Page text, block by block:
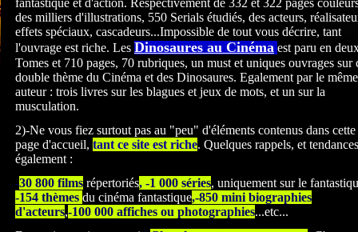
fantastique et d'action. Respectivement de 332 et 322 pages
des milliers d'illustrations, 550 Serials étudiés, des acteurs,
effets spéciaux, cascadeurs...Impossible de tout vous décrire, tant
l'ouvrage est riche. Les Dinosaures au Cinéma est paru en
Tomes et 710 pages, 70 rubriques, un must et uniques ouvrages sur
double thème du Cinéma et des Dinosaures. Egalement par le même
auteur : trois livres sur les blagues et jeux de mots, et un sur la
musculation.
2)-Ne vous fiez surtout pas au "peu" d'éléments contenus dans cette
page d'accueil, tant ce site est riche. Quelques rappels, et tendances
également :
-30 800 films répertoriés, -1 000 séries, uniquement sur le
-154 thèmes du cinéma fantastique,-850 mini biographies
d'acteurs,-100 000 affiches ou photographies...etc...